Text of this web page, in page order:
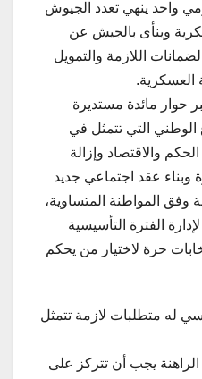
واحد ينهي تعدد الجيوش
وينأى بالجيش عن
اللازمة والتمويل
العسكرية.
حوار مائدة مستديرة
الوطني التي تتمثل في
والاقتصاد وإزالة
وبناء عقد اجتماعي جديد
وفق المواطنة المتساوية،
الفترة التأسيسية
حرة لاختيار من يحكم
له متطلبات لازمة تتمثل
الراهنة يجب أن تتركز على